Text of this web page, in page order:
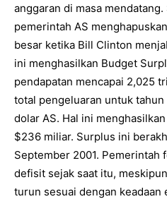
anggaran di masa
pemerintah AS
besar ketika Bill Clinton
ini menghasilkan Budget
pendapatan mencapai 2,025
total pengeluaran untuk
dolar AS. Hal ini
$236 miliar. Surplus ini
September 2001. Pemerintah
defisit sejak saat itu,
turun sesuai dengan